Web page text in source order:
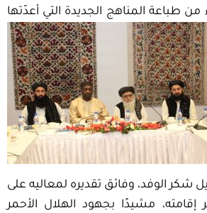
من طباعة المناهج الجديدة التي أعدّتها
شكر الوفد، وفائق تقديره لمعاليه على
إقامته، مشيدًا بجهود الهلال الأحمر